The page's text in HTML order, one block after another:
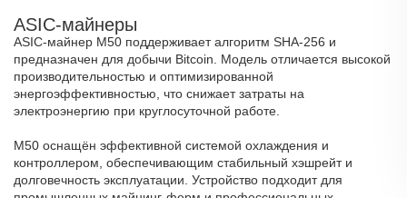
ASIC-майнеры
ASIC‑майнер M50 поддерживает алгоритм SHA‑256 и
предназначен для добычи Bitcoin. Модель отличается высокой
производительностью и оптимизированной
энергоэффективностью, что снижает затраты на
электроэнергию при круглосуточной работе.
M50 оснащён эффективной системой охлаждения и
контроллером, обеспечивающим стабильный хэшрейт и
долговечность эксплуатации. Устройство подходит для